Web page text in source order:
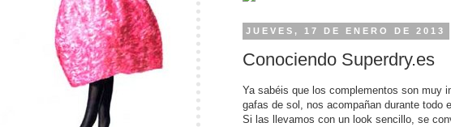
JUEVES, 17 DE ENERO DE 2013
Conociendo Superdry.es
Ya sabéis que los complementos son muy
gafas de sol, nos acompañan durante todo
Si las llevamos con un look sencillo, se